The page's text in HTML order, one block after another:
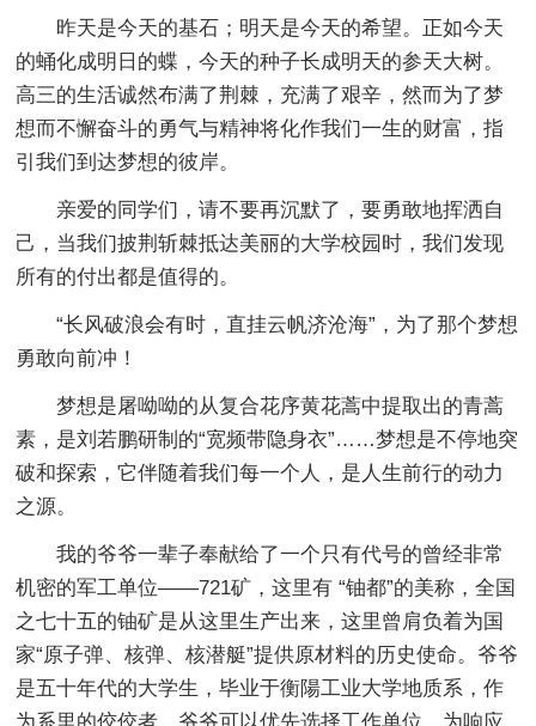
昨天是今天的基石；明天是今天的希望。正如今天
的蛹化成明日的蝶，今天的种子长成明天的参天大树。
高三的生活诚然布满了荆棘，充满了艰辛，然而为了梦
想而不懈奋斗的勇气与精神将化作我们一生的财富，指
引我们到达梦想的彼岸。
亲爱的同学们，请不要再沉默了，要勇敢地挥洒自
己，当我们披荆斩棘抵达美丽的大学校园时，我们发现
所有的付出都是值得的。
“长风破浪会有时，直挂云帆济沧海”，为了那个梦想
勇敢向前冲！
梦想是屠呦呦的从复合花序黄花蒿中提取出的青蒿
素，是刘若鹏研制的“宽频带隐身衣”……梦想是不停地突
破和探索，它伴随着我们每一个人，是人生前行的动力
之源。
我的爷爷一辈子奉献给了一个只有代号的曾经非常
机密的军工单位——721矿，这里有 “铀都”的美称，全国
之七十五的铀矿是从这里生产出来，这里曾肩负着为国
家“原子弹、核弹、核潜艇”提供原材料的历史使命。爷爷
是五十年代的大学生，毕业于衡陽工业大学地质系，作
为系里的佼佼者，爷爷可以优先选择工作单位。为响应